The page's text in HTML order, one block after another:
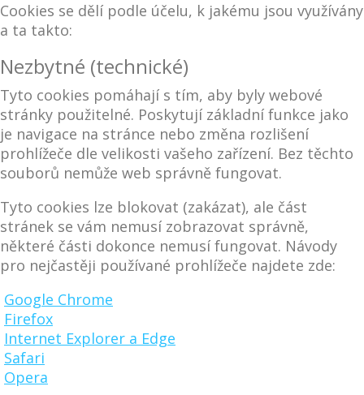
Cookies se dělí podle účelu, k jakému jsou využívány
a ta takto:
Nezbytné (technické)
Tyto cookies pomáhají s tím, aby byly webové
stránky použitelné. Poskytují základní funkce jako
je navigace na stránce nebo změna rozlišení
prohlížeče dle velikosti vašeho zařízení. Bez těchto
souborů nemůže web správně fungovat.
Tyto cookies lze blokovat (zakázat), ale část
stránek se vám nemusí zobrazovat správně,
některé části dokonce nemusí fungovat. Návody
pro nejčastěji používané prohlížeče najdete zde:
Google Chrome
Firefox
Internet Explorer a Edge
Safari
Opera